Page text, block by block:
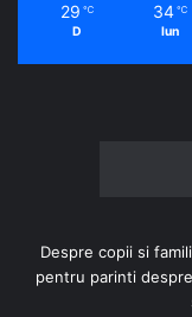
29 ℃
D
34 ℃
lun
Despre copii si
pentru parinti